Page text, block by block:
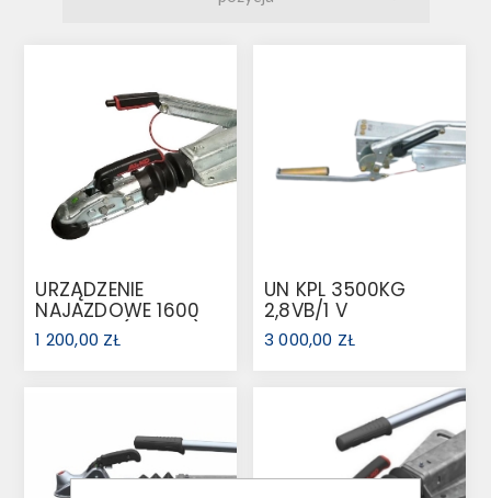
URZĄDZENIE
NAJAZDOWE 1600
KG AK161 (1251912)
1 200,00 ZŁ
UN KPL 3500KG
2,8VB/1 V
3 000,00 ZŁ